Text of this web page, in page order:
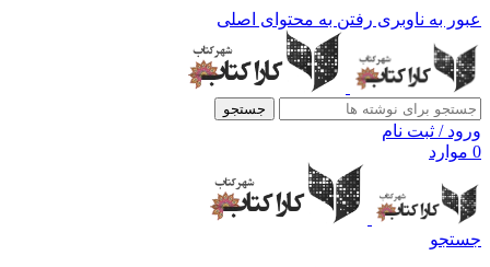
عبور به ناوبری رفتن به محتوای اصلی
جستجو
ورود / ثبت نام
0 موارد
جستجو